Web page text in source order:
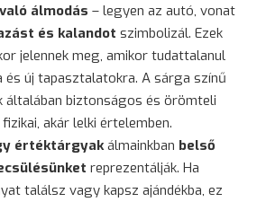
álmodás – legyen az autó, vonat
és kalandot szimbolizál. Ezek
jelennek meg, amikor tudattalanul
új tapasztalatokra. A sárga színű
általában biztonságos és örömteli
akár lelki értelemben.
értéktárgyakálmainkban belső
reprezentálják. Ha
találsz vagy kapsz ajándékba, ez